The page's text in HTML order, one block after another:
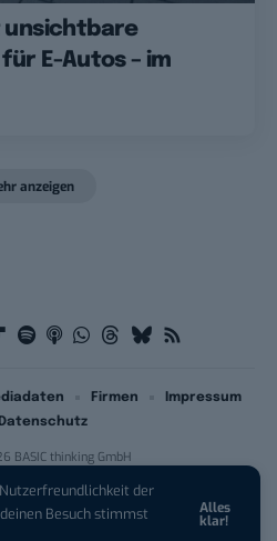
der
Besuch stimmst
Alles
klar!
unsichtbare
E-Autos – im
anzeigen
BASIC thinking GmbH
Firmen
Impressum
Datenschutz
Für 1 € +
Bonus!